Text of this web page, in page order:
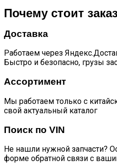
7909011
Почему стоит
Доставка
Работаем через
Быстро и безопасно, грузы
Ассортимент
Мы работаем только с
свой актуальный каталог
Поиск по VIN
Не нашли нужной запчасти?
форме обратной связи с